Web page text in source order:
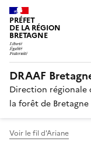
PRÉFET
DE LA RÉGION
BRETAGNE
DRAAF
Direction régionale
la forêt de Bretagne
Voir le fil d'Ariane